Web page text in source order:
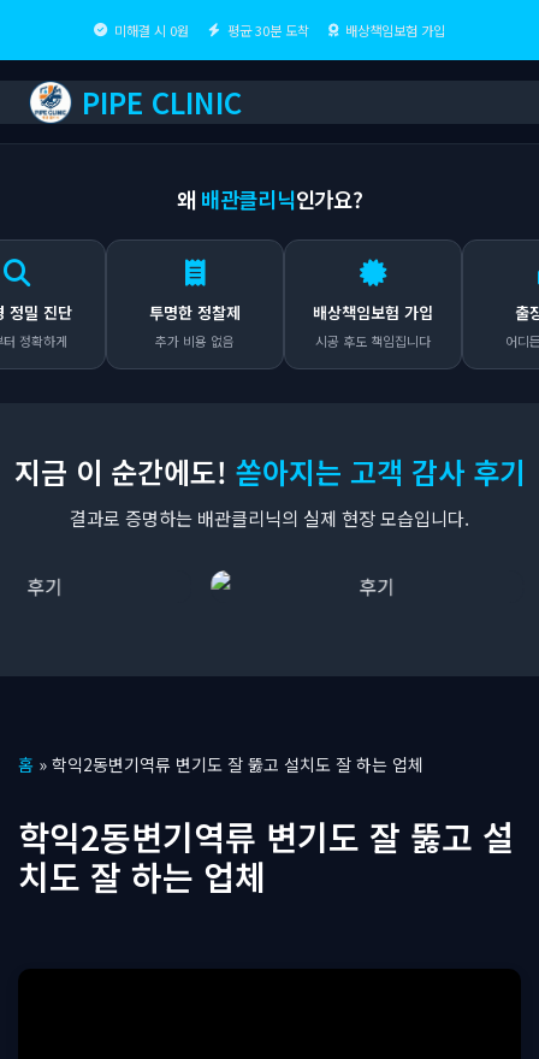
미해결 시 0원 평균 30분 도착 배상책임보험 가입
PIPE CLINIC
왜 배관클리닉인가요?
진단
하게
투명한 정찰제
추가 비용 없음
배상책임보험 가입
시공 후도 책임집니다
출장비
어디든 무료
지금 이 순간에도! 쏟아지는 고객 감사 후기
결과로 증명하는 배관클리닉의 실제 현장 모습입니다.
텐
로
건
기
홈 » 학익2동변기역류 변기도 잘 뚫고 설치도 잘 하는 업체
학익2동변기역류 변기도 잘 뚫고 설
치도 잘 하는 업체